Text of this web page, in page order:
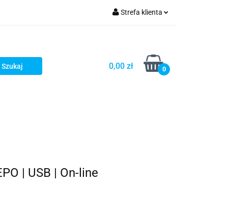
Strefa klienta
Zarejestruj się
Dodaj zgłoszenie
0,00 zł 0
| USB | On-line